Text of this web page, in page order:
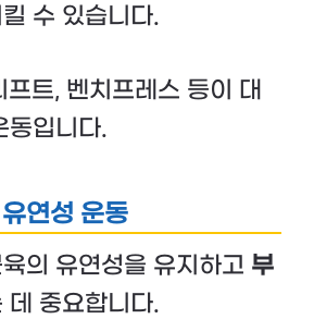
수 있습니다.
프트, 벤치프레스 등이 대
동입니다.
연성 운동
의 유연성을 유지하고 부
데 중요합니다.